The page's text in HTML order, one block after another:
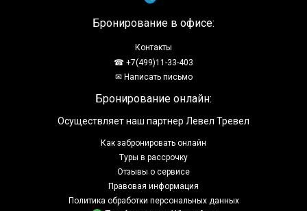
Бронирование в офисе:
Контакты
☎ +7(499)11-33-403
✉ Написать письмо
Бронирование онлайн:
Осуществляет наш партнер Левел Тревел
Как забронировать онлайн
Туры в рассрочку
Отзывы о сервисе
Правовая информация
Политика обработки персональных данных